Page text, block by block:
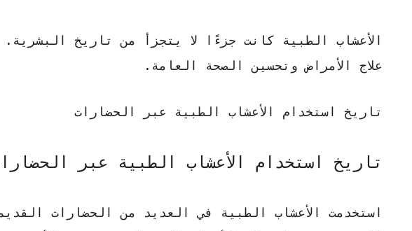
الأعشاب الطبية كانت جزءًا لا يتجزأ من تاريخ
علاج الأمراض وتحسين الصحة العامة.
تاريخ استخدام الأعشاب الطبية عبر الحضارات
تاريخ استخدام الأعشاب الطبية عبر
استخدمت الأعشاب الطبية في العديد من الحضارات